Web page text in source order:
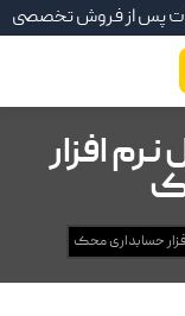
پس از فروش تخصصی
افزار
حسابداری محک